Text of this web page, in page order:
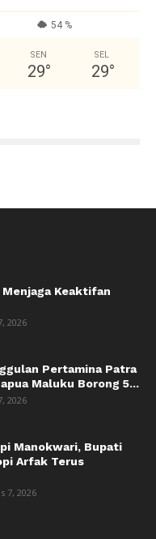
54 %
SEN
29°
SEL
29°
Menjaga Keaktifan
2026
Pertamina Patra
Maluku Borong 5...
2026
Manokwari, Bupati
Arfak Terus
7, 2026